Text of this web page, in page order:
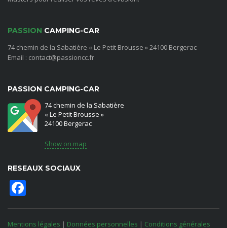
PASSION CAMPING-CAR
74 chemin de la Sabatière « Le Petit Brousse » 24100 Bergerac
Email : contact@passioncc.fr
PASSION CAMPING-CAR
74 chemin de la Sabatière
« Le Petit Brousse »
24100 Bergerac
Show on map
RESEAUX SOCIAUX
Mentions légales | Données personnelles | Conditions générales